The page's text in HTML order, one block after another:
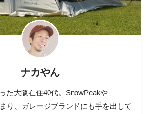
ナカやん
た大阪在住40代。SnowPeakや
り、ガレージブランドにも手を出して